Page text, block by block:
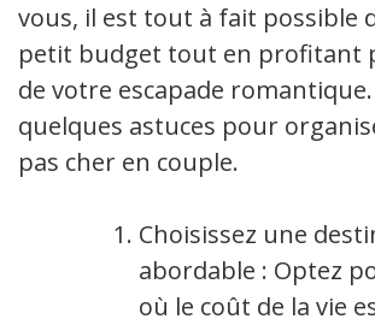
vous, il est tout à fait possible
petit budget tout en profitant
de votre escapade romantique.
quelques astuces pour
pas cher en couple.
Choisissez une
abordable : Optez
où le coût de la vie